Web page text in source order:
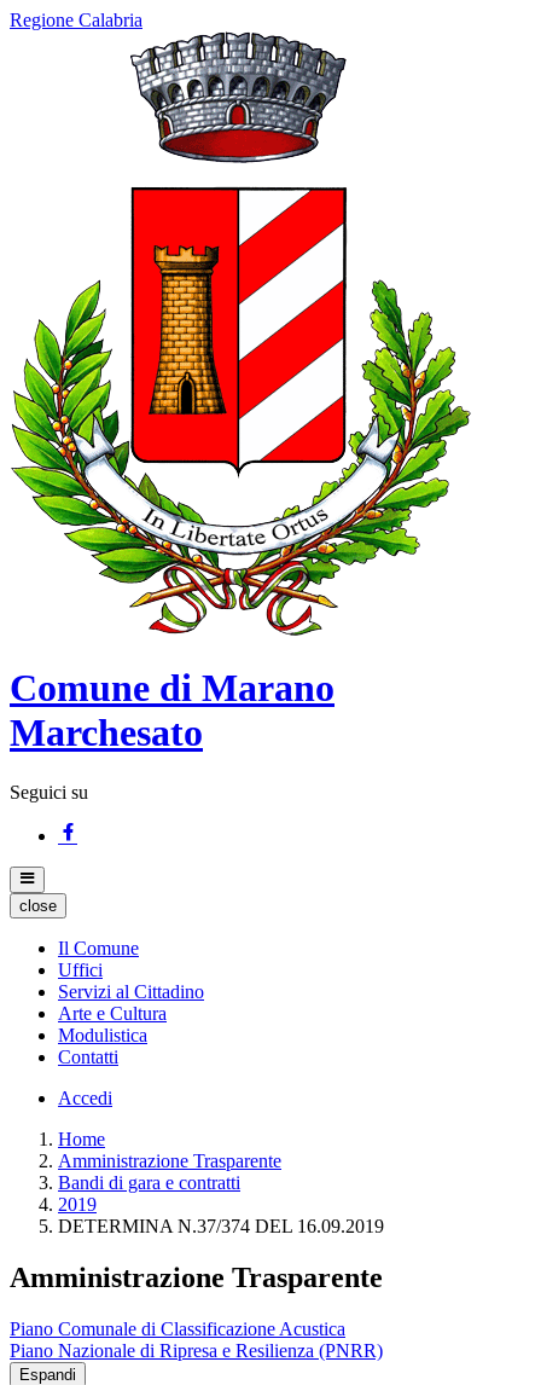
Regione Calabria
Comune di Marano
Marchesato
Seguici su
close
Il Comune
Uffici
Servizi al Cittadino
Arte e Cultura
Modulistica
Contatti
Accedi
Home
Amministrazione Trasparente
Bandi di gara e contratti
2019
DETERMINA N.37/374 DEL 16.09.2019
Amministrazione Trasparente
Piano Comunale di Classificazione Acustica
Piano Nazionale di Ripresa e Resilienza (PNRR)
Espandi